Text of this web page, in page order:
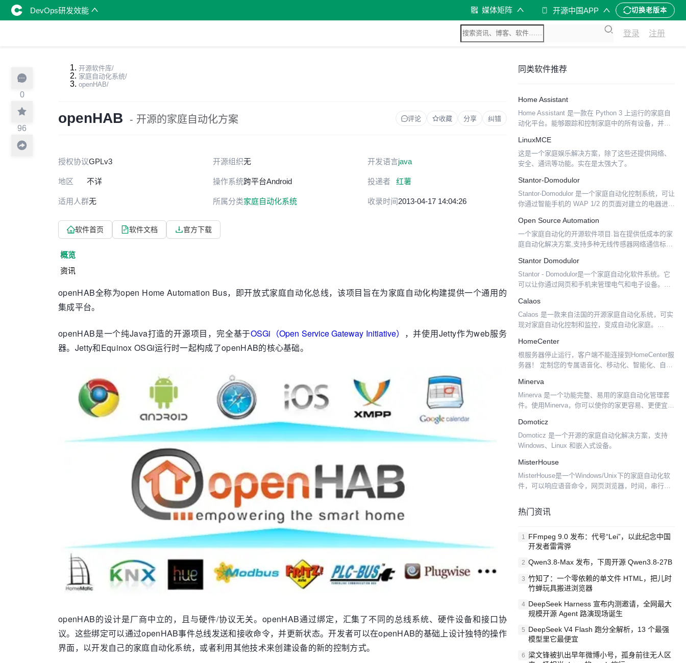
DevOps研发效能 媒体矩阵 开源中国APP 切换老版本
登录 注册
0
96
开源软件库/
家庭自动化系统/
openHAB/
openHAB - 开源的家庭自动化方案 评论 收藏 分享 纠错
授权协议GPLv3 开源组织无 开发语言java
地区 不详 操作系统跨平台Android 投递者 红薯
适用人群无 所属分类家庭自动化系统 收录时间2013-04-17 14:04:26
软件首页 软件文档 官方下载
概览
资讯
openHAB全称为open Home Automation Bus，即开放式家庭自动化总线，该项目旨在为家庭自动化构建提供一个通用的
集成平台。
openHAB是一个纯Java打造的开源项目，完全基于OSGi（Open Service Gateway Initiative）
，并使用Jetty作为web服务
器。Jetty和Equinox OSGi运行时一起构成了openHAB的核心基础。
openHAB的设计是厂商中立的，且与硬件/协议无关。openHAB通过绑定，汇集了不同的总线系统、硬件设备和接口协
议。这些绑定可以通过openHAB事件总线发送和接收命令，并更新状态。开发者可以在openHAB的基础上设计独特的操作
界面，以开发自己的家庭自动化系统，或者利用其他技术来创建设备的新的控制方式。
同类软件推荐
Home Assistant
Home Assistant 是一款在 Python 3 上运行的家庭自
动化平台。能够跟踪和控制家庭中的所有设备，并提
的、适合移动设备的界面...
LinuxMCE
这是一个家庭娱乐解决方案，除了这些还提供网络、
安全、通讯等功能。实在是太强大了。
Stantor-Domodulor
Stantor-Domodulor 是一个家庭自动化控制系统，可让
你通过智能手机的 WAP 1/2 的页面对建立的电器进行
k8000/k8055/...
Open Source Automation
一个家庭自动化的开源软件项目.旨在提供低成本的家
庭自动化解决方案,支持多种无线传感器网络通信标准,
SSH,Jabber这些协议.
Stantor Domodulor
Stantor - Domodulor是一个家庭自动化软件系统。它
可以让你通过网页和手机来管理电气和电子设备。
X10、USB摄像头...
Calaos
Calaos 是一款来自法国的开源家庭自动化系统，可实
现对家庭自动化控制和监控，变成自动化家庭。
闭，因此将代码开源出来，目前由一个不断壮大的
社...
HomeCenter
根服务器停止运行，客户端不能连接到HomeCenter服
务器！ 定制您的专属语音化、移动化、智能化、自动
包（HAR）的二维码，即扫即用。 双端编程组件...
Minerva
Minerva 是一个功能完整、易用的家庭自动化管理套
件。使用Minerva，你可以使你的家更容易、更便宜地
或电脑从任何地方打开你的灯；用电子邮件...
Domoticz
Domoticz 是一个开源的家庭自动化解决方案，支持
Windows、Linux 和嵌入式设备。
MisterHouse
MisterHouse是一个Windows/Unix下的家庭自动化软
件，可以响应语音命令，网页浏览器，时间，串行端
语音引擎。 功能和特点 支持语音输入，...
热门资讯
1 FFmpeg 9.0 发布：代号“Lei”，以此纪念中国
开发者雷霄骅
2 Qwen3.8-Max 发布，下周开源 Qwen3.8-27B
3 竹知了：一个零依赖的单文件 HTML，把儿时
竹蝉玩具搬进浏览器
4 DeepSeek Harness 宣布内测邀请，全网最大
规模开源 Agent 路演现场诞生
5 DeepSeek V4 Flash 跑分全解析，13 个最强
模型里它最便宜
6 梁文锋被扒出早年微博小号，孤身前往无人区